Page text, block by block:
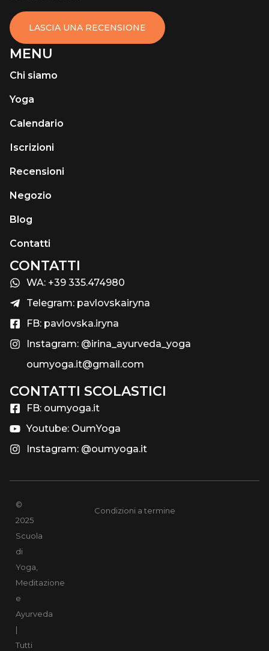
LASCIA UNA RECENSIONE
MENU
Chi siamo
Yoga
Calendario
Іscrizioni
Recensioni
Negozio
Blog
Contatti
CONTATTI
WA: +39 335.474980
Telegram: pavlovskairyna
FB: pavlovska.iryna
Instagram: @irina_ayurveda_yoga
oumyoga.it@gmail.com
CONTATTI SCOLASTICI​
FB: oumyoga.it
Youtube: OumYoga
Instagram: @oumyoga.it
©
2025
Scuola
di
Yoga,
Meditazione
e
Ayurveda
|
Tutti
Condizioni a termine